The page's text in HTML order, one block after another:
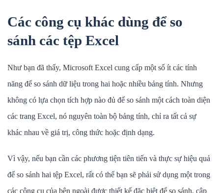
Các công cụ khác dùng để so
sánh các tệp Excel
Như bạn đã thấy, Microsoft Excel cung cấp một số ít các tính
năng để so sánh dữ liệu trong hai hoặc nhiều bảng tính. Nhưng
không có lựa chọn tích hợp nào đủ để so sánh một cách toàn diện
các trang Excel, nó nguyên toàn bộ bảng tính, chỉ ra tất cả sự
khác nhau về giá trị, công thức hoặc định dạng.
Vì vậy, nếu bạn cần các phương tiện tiên tiến và thực sự hiệu quả
để so sánh hai tệp Excel, rất có thể bạn sẽ phải sử dụng một trong
các công cụ của bên ngoài được thiết kế đặc biệt để so sánh, cập